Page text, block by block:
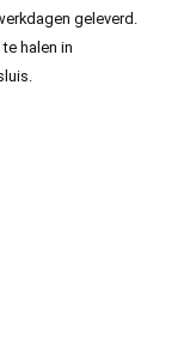
geleverd.
halen in